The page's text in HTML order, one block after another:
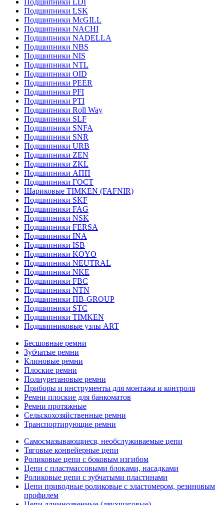
Подшипники LDI
Подшипники LSK
Подшипники McGILL
Подшипники NACHI
Подшипники NADELLA
Подшипники NBS
Подшипники NIS
Подшипники NTL
Подшипники OID
Подшипники PEER
Подшипники PFI
Подшипники PTI
Подшипники Roll Way
Подшипники SLF
Подшипники SNFA
Подшипники SNR
Подшипники URB
Подшипники ZEN
Подшипники ZKL
Подшипники АПП
Подшипники ГОСТ
Шариковые ТІMKEN (FAFNIR)
Подшипники SKF
Подшипники FAG
Подшипники NSK
Подшипники FERSA
Подшипники INA
Подшипники ISB
Подшипники KOYO
Подшипники NEUTRAL
Подшипники NKE
Подшипники FBC
Подшипники NTN
Подшипники ПВ-GROUP
Подшипники STC
Подшипники TIMKEN
Подшипниковые узлы ART
Бесшовные ремни
Зубчатые ремни
Клиновые ремни
Плоские ремни
Полиуретановые ремни
Приборы и инструменты для монтажа и контроля
Ремни плоские для банкоматов
Ремни протяжные
Сельскохозяйственные ремни
Транспортирующие ремни
Самосмазывающиеся, необслуживаемые цепи
Тяговые конвейерные цепи
Роликовые цепи с боковым изгибом
Цепи с пластмассовыми блоками, насадками
Роликовые цепи с зубчатыми пластинами
Цепи приводные роликовые с эластомером, резиновым
профилем